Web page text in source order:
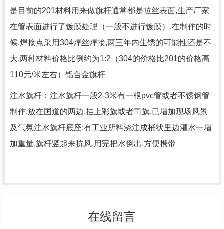
是目前的201材料用来做旗杆通常都是拉丝表面,生产厂家
在管表面进行了镀膜处理（一般不进行镀膜）,在制作的时
候,焊接点采用304焊丝焊接,两三年内生锈的可能性还是不
大.两种材料价格比例约为1:2（304的价格比201的价格高
110元/米左右）铝合金旗杆
注水旗杆：注水旗杆一般2-3米有一根pvc管或者不锈钢管
制作.放在国道的两边,挂上彩旗或者司旗,已增加现场风景
及气氛注水旗杆底座;有工业所料浇注成桶状里边灌水一增
加重量,旗杆竖起来抗风,用完把水倒出,方便携带
在线留言